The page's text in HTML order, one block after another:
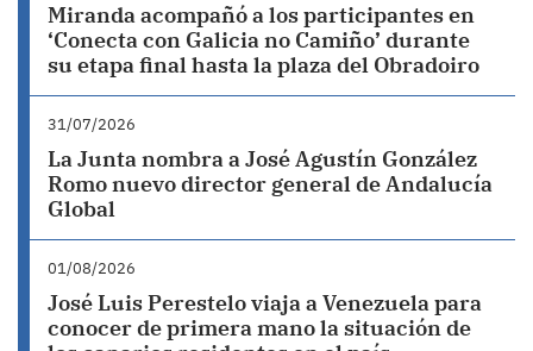
Miranda acompañó a los participantes en
‘Conecta con Galicia no Camiño’ durante
su etapa final hasta la plaza del Obradoiro
31/07/2026
La Junta nombra a José Agustín González
Romo nuevo director general de Andalucía
Global
01/08/2026
José Luis Perestelo viaja a Venezuela para
conocer de primera mano la situación de